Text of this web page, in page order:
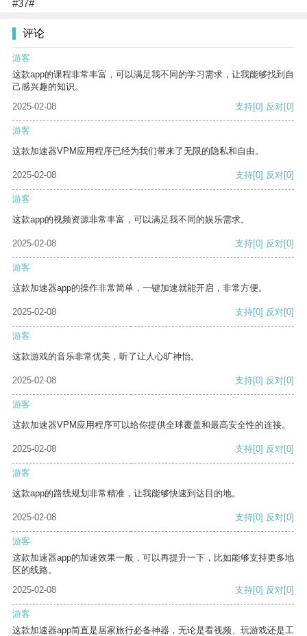
#37#
评论
游客
这款app的课程非常丰富，可以满足我不同的学习需求，让我能够找到自
己感兴趣的知识。
2025-02-08
支持[0] 反对[0]
游客
这款加速器VPM应用程序已经为我们带来了无限的隐私和自由。
2025-02-08 支持[0] 反对[0]
游客
这款app的视频资源非常丰富，可以满足我不同的娱乐需求。
2025-02-08 支持[0] 反对[0]
游客
这款加速器app的操作非常简单，一键加速就能开启，非常方便。
2025-02-08 支持[0] 反对[0]
游客
这款游戏的音乐非常优美，听了让人心旷神怡。
2025-02-08 支持[0] 反对[0]
游客
这款加速器VPM应用程序可以给你提供全球覆盖和最高安全性的连接。
2025-02-08 支持[0] 反对[0]
游客
这款app的路线规划非常精准，让我能够快速到达目的地。
2025-02-08 支持[0] 反对[0]
游客
这款加速器app的加速效果一般，可以再提升一下，比如能够支持更多地
区的线路。
2025-02-08
支持[0] 反对[0]
游客
这款加速器app简直是居家旅行必备神器，无论是看视频、玩游戏还是工